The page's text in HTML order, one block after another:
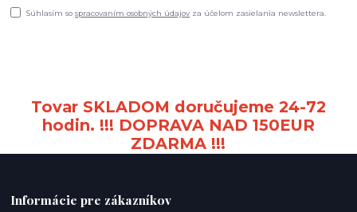
Súhlasím sospracovaním osobných údajov za účelom zasielania newslettera.
Tovar SKLADOM doručujeme 24-72
hodin. !!! DOPRAVA NAD 150EUR
ZDARMA !!!
Informácie pre zákazníkov